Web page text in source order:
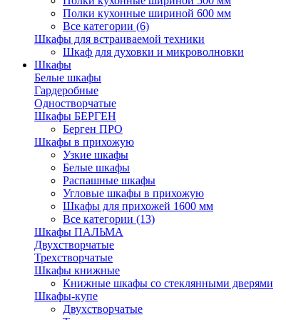
Полки кухонные шириной 600 мм
Все категории (6)
Шкафы для встраиваемой техники
Шкаф для духовки и микроволновки
Шкафы
Белые шкафы
Гардеробные
Одностворчатые
Шкафы БЕРГЕН
Берген ПРО
Шкафы в прихожую
Узкие шкафы
Белые шкафы
Распашные шкафы
Угловые шкафы в прихожую
Шкафы для прихожей 1600 мм
Все категории (13)
Шкафы ПАЛЬМА
Двухстворчатые
Трехстворчатые
Шкафы книжные
Книжные шкафы со стеклянными дверями
Шкафы-купе
Двухстворчатые